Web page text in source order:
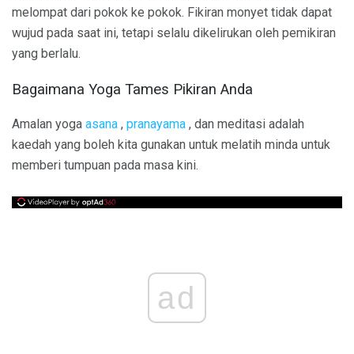
melompat dari pokok ke pokok. Fikiran monyet tidak dapat
wujud pada saat ini, tetapi selalu dikelirukan oleh pemikiran
yang berlalu.
Bagaimana Yoga Tames Pikiran Anda
Amalan yoga asana , pranayama , dan meditasi adalah
kaedah yang boleh kita gunakan untuk melatih minda untuk
memberi tumpuan pada masa kini.
ad